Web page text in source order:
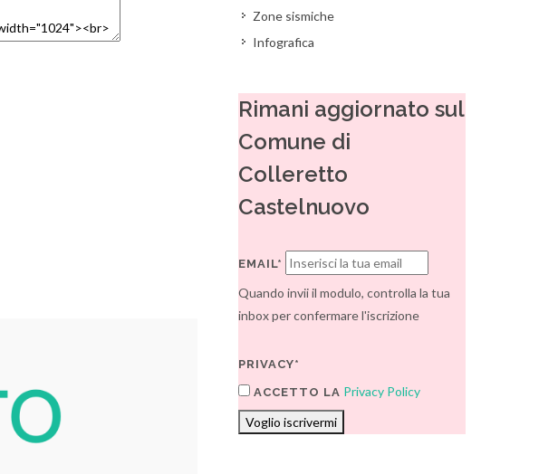
Zone sismiche
Infografica
Rimani aggiornato sul
Comune di
Colleretto
Castelnuovo
EMAIL*
Quando invii il modulo, controlla la tua
inbox per confermare l'iscrizione
PRIVACY*
ACCETTO LA Privacy Policy
Voglio iscrivermi